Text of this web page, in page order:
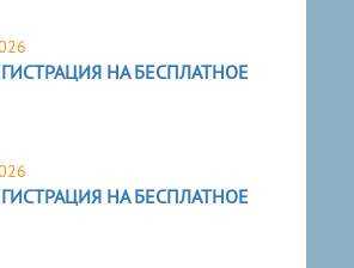
НА БЕСПЛАТНОЕ
НА БЕСПЛАТНОЕ